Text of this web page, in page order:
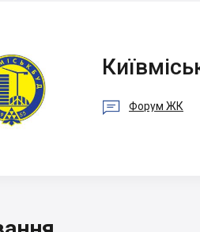
 Форум ЖК